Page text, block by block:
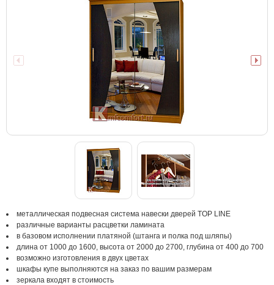
металлическая подвесная система навески дверей TOP LINE
различные варианты расцветки ламината
в базовом исполнении платяной (штанга и полка под шляпы)
длина от 1000 до 1600, высота от 2000 до 2700, глубина от 400 до 700
возможно изготовления в двух цветах
шкафы купе выполняются на заказ по вашим размерам
зеркала входят в стоимость